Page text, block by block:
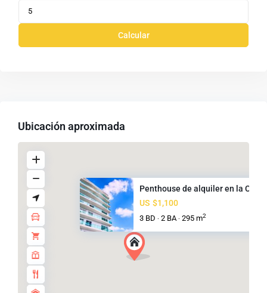
Calcular
Ubicación aproximada
Penthouse de alquiler en la Ci...
US $1,100
3 BD · 2 BA · 295 m2